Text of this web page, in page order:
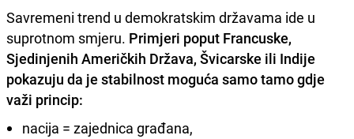
Savremeni trend u demokratskim državama ide u
suprotnom smjeru. Primjeri poput Francuske,
Sjedinjenih Američkih Država, Švicarske ili Indije
pokazuju da je stabilnost moguća samo tamo gdje
važi princip:
nacija = zajednica građana,